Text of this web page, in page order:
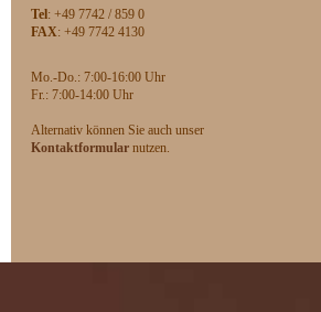
Tel: +49 7742 / 859 0
FAX: +49 7742 4130
Mo.-Do.: 7:00-16:00 Uhr
Fr.: 7:00-14:00 Uhr
Alternativ können Sie auch unser
Kontaktformular nutzen.